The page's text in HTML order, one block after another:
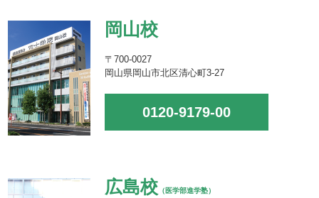
岡山校
〒700-0027
岡山県岡山市北区清心町3-27
0120-9179-00
広島校 （医学部進学塾）